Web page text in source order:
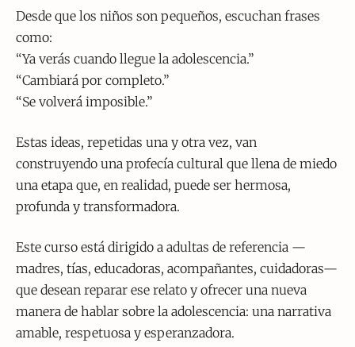
Desde que los niños son pequeños, escuchan frases
como:
“Ya verás cuando llegue la adolescencia.”
“Cambiará por completo.”
“Se volverá imposible.”
Estas ideas, repetidas una y otra vez, van
construyendo una profecía cultural que llena de miedo
una etapa que, en realidad, puede ser hermosa,
profunda y transformadora.
Este curso está dirigido a adultas de referencia —
madres, tías, educadoras, acompañantes, cuidadoras—
que desean reparar ese relato y ofrecer una nueva
manera de hablar sobre la adolescencia: una narrativa
amable, respetuosa y esperanzadora.